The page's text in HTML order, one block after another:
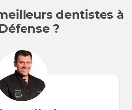
dentistes à
?